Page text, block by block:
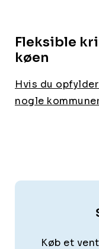
Fleksible
køen
Hvis du
nogle
Køb et